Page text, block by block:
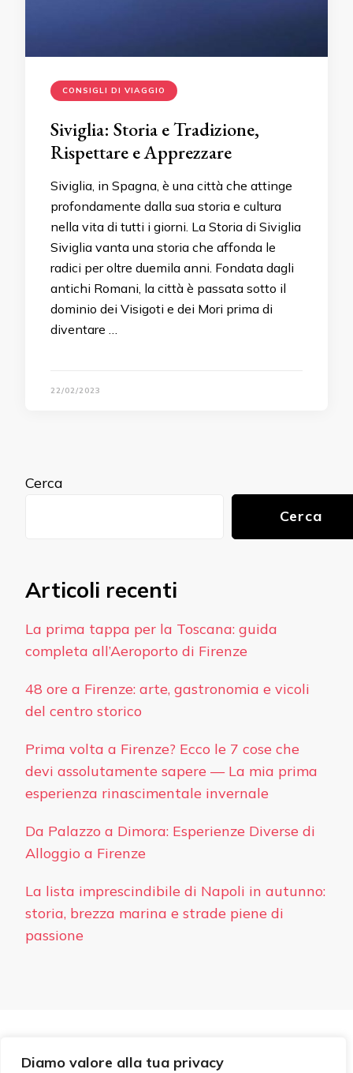
Diamo valore alla tua privacy
CONSIGLI DI VIAGGIO
Siviglia: Storia e Tradizione,
Rispettare e Apprezzare
Siviglia, in Spagna, è una città che attinge
profondamente dalla sua storia e cultura
nella vita di tutti i giorni. La Storia di Siviglia
Siviglia vanta una storia che affonda le
radici per oltre duemila anni. Fondata dagli
antichi Romani, la città è passata sotto il
dominio dei Visigoti e dei Mori prima di
diventare …
22/02/2023
Cerca
Cerca
Articoli recenti
La prima tappa per la Toscana: guida
completa all’Aeroporto di Firenze
48 ore a Firenze: arte, gastronomia e vicoli
del centro storico
Prima volta a Firenze? Ecco le 7 cose che
devi assolutamente sapere — La mia prima
esperienza rinascimentale invernale
Da Palazzo a Dimora: Esperienze Diverse di
Alloggio a Firenze
La lista imprescindibile di Napoli in autunno:
storia, brezza marina e strade piene di
passione